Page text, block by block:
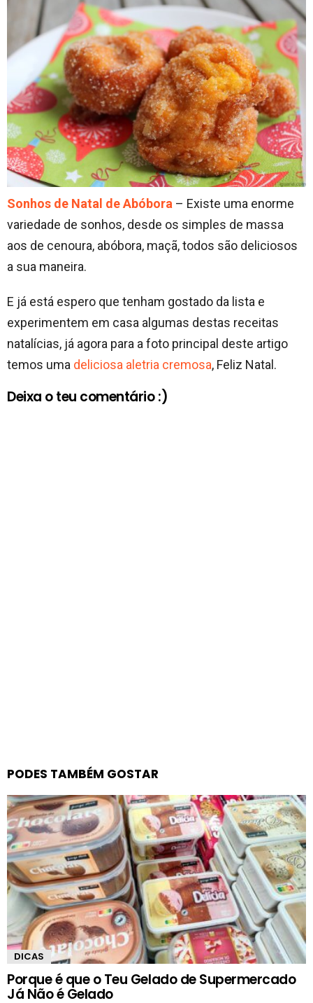
Sonhos de Natal de Abóbora – Existe uma enorme
variedade de sonhos, desde os simples de massa
aos de cenoura, abóbora, maçã, todos são deliciosos
a sua maneira.
E já está espero que tenham gostado da lista e
experimentem em casa algumas destas receitas
natalícias, já agora para a foto principal deste artigo
temos uma deliciosa aletria cremosa, Feliz Natal.
Deixa o teu comentário :)
PODES TAMBÉM GOSTAR
DICAS
Porque é que o Teu Gelado de Supermercado
Já Não é Gelado